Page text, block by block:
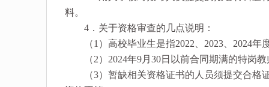
料。
4．关于资格审查的几点说明：
（1）高校毕业生是指2022、2023、2024年
（2）2024年9月30日以前合同期满的特岗教
（3）暂缺相关资格证书的人员须提交合格证